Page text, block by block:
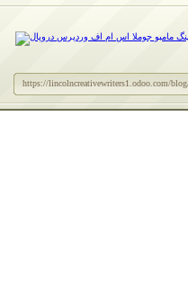
https://lincolncreativewriters1.odoo.com/